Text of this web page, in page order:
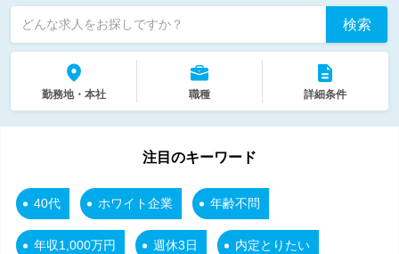
どんな求人をお探しですか？ 検索
勤務地・本社 職種 詳細条件
注目のキーワード
40代 ホワイト企業 年齢不問
年収1,000万円 週休3日 内定とりたい